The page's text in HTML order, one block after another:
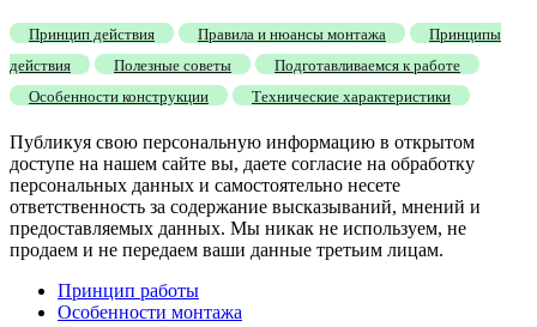
Принцип действия Правила и нюансы монтажа
Принципы
действия
Полезные советы
Подготавливаемся к работе
Особенности конструкции
Технические характеристики
Публикуя свою персональную информацию в открытом
доступе на нашем сайте вы, даете согласие на обработку
персональных данных и самостоятельно несете
ответственность за содержание высказываний, мнений и
предоставляемых данных. Мы никак не используем, не
продаем и не передаем ваши данные третьим лицам.
Принцип работы
Особенности монтажа